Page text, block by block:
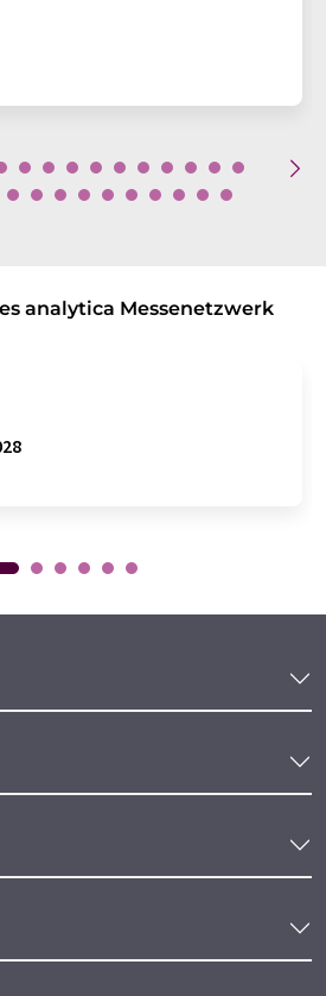
analytica Messenetzwerk